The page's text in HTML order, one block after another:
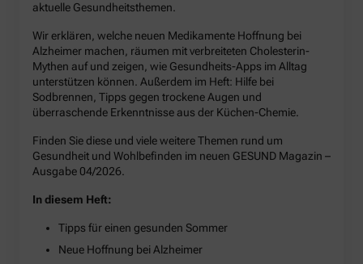
aktuelle Gesundheitsthemen.
Wir erklären, welche neuen Medikamente Hoffnung bei
Alzheimer machen, räumen mit verbreiteten Cholesterin-
Mythen auf und zeigen, wie Gesundheits-Apps im Alltag
unterstützen können. Außerdem im Heft: Hilfe bei
Sodbrennen, Tipps gegen trockene Augen und
überraschende Erkenntnisse aus der Küchen-Chemie.
Finden Sie diese und viele weitere Themen rund um
Gesundheit und Wohlbefinden im neuen GESUND Magazin –
Ausgabe 04/2026.
In diesem Heft:
Tipps für einen gesunden Sommer
Neue Hoffnung bei Alzheimer